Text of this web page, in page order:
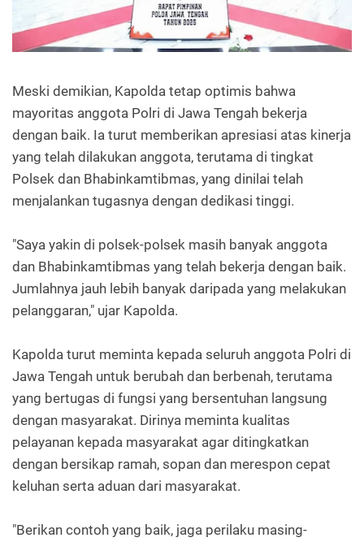
Meski demikian, Kapolda tetap optimis bahwa
mayoritas anggota Polri di Jawa Tengah bekerja
dengan baik. Ia turut memberikan apresiasi atas kinerja
yang telah dilakukan anggota, terutama di tingkat
Polsek dan Bhabinkamtibmas, yang dinilai telah
menjalankan tugasnya dengan dedikasi tinggi.
"Saya yakin di polsek-polsek masih banyak anggota
dan Bhabinkamtibmas yang telah bekerja dengan baik.
Jumlahnya jauh lebih banyak daripada yang melakukan
pelanggaran," ujar Kapolda.
Kapolda turut meminta kepada seluruh anggota Polri di
Jawa Tengah untuk berubah dan berbenah, terutama
yang bertugas di fungsi yang bersentuhan langsung
dengan masyarakat. Dirinya meminta kualitas
pelayanan kepada masyarakat agar ditingkatkan
dengan bersikap ramah, sopan dan merespon cepat
keluhan serta aduan dari masyarakat.
"Berikan contoh yang baik, jaga perilaku masing-